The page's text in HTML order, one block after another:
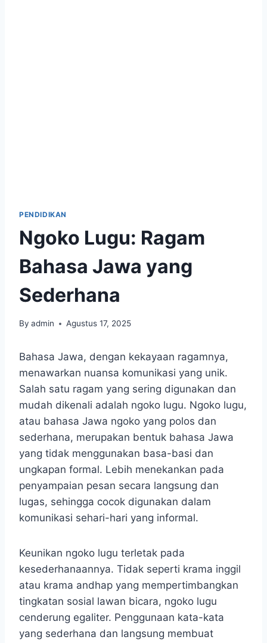
PENDIDIKAN
Ngoko Lugu: Ragam
Bahasa Jawa yang
Sederhana
By admin Agustus 17, 2025
Bahasa Jawa, dengan kekayaan ragamnya,
menawarkan nuansa komunikasi yang unik.
Salah satu ragam yang sering digunakan dan
mudah dikenali adalah ngoko lugu. Ngoko lugu,
atau bahasa Jawa ngoko yang polos dan
sederhana, merupakan bentuk bahasa Jawa
yang tidak menggunakan basa-basi dan
ungkapan formal. Lebih menekankan pada
penyampaian pesan secara langsung dan
lugas, sehingga cocok digunakan dalam
komunikasi sehari-hari yang informal.
Keunikan ngoko lugu terletak pada
kesederhanaannya. Tidak seperti krama inggil
atau krama andhap yang mempertimbangkan
tingkatan sosial lawan bicara, ngoko lugu
cenderung egaliter. Penggunaan kata-kata
yang sederhana dan langsung membuat